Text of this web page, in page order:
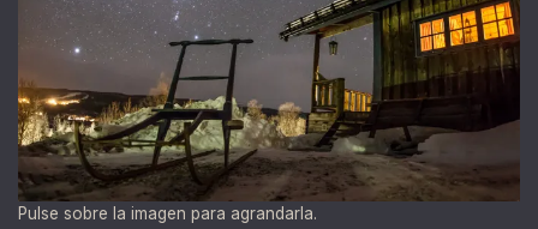
Pulse sobre la imagen para agrandarla.